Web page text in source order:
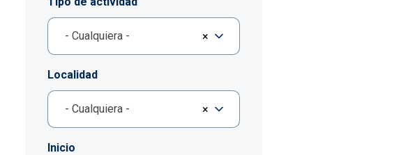
×
- Cualquiera -
Localidad
×
- Cualquiera -
Inicio